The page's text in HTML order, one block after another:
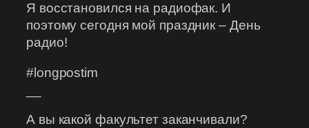
Я восстановился на радиофак. И
поэтому сегодня мой праздник – День
радио!
#longpostim
А вы какой факультет заканчивали?